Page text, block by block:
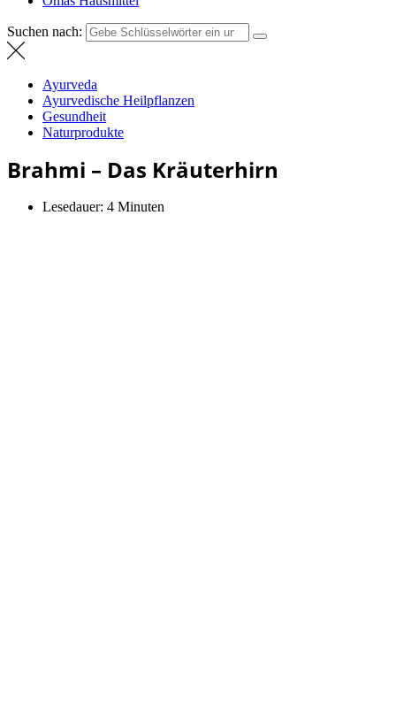
Suchen nach:
Ayurveda
Ayurvedische Heilpflanzen
Gesundheit
Naturprodukte
Brahmi – Das Kräuterhirn
Lesedauer: 4 Minuten